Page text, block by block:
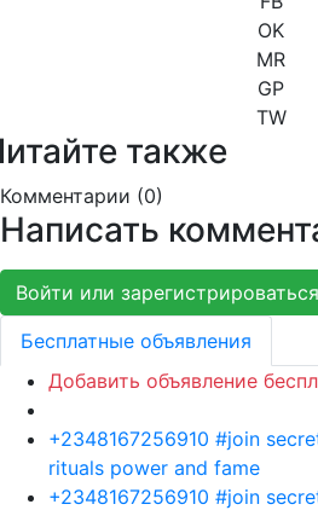
OK
MR
GP
TW
также
Комментарии (0)
Написать
Войти или зарегистрироваться
Бесплатные объявления
Добавить объявление
+2348167256910 #join
rituals power and fame
+2348167256910 #join